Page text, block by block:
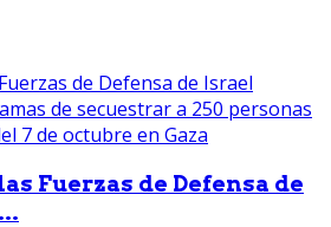
Fuerzas de Defensa de